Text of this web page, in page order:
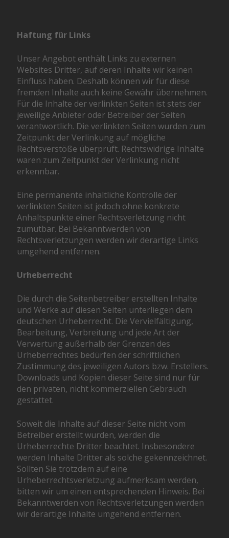
Haftung für Links
Unser Angebot enthält Links zu externen
Websites Dritter, auf deren Inhalte wir keinen
Einfluss haben. Deshalb können wir für diese
fremden Inhalte auch keine Gewähr übernehmen.
Für die Inhalte der verlinkten Seiten ist stets der
jeweilige Anbieter oder Betreiber der Seiten
verantwortlich. Die verlinkten Seiten wurden zum
Zeitpunkt der Verlinkung auf mögliche
Rechtsverstöße überprüft. Rechtswidrige Inhalte
waren zum Zeitpunkt der Verlinkung nicht
erkennbar.
Eine permanente inhaltliche Kontrolle der
verlinkten Seiten ist jedoch ohne konkrete
Anhaltspunkte einer Rechtsverletzung nicht
zumutbar. Bei Bekanntwerden von
Rechtsverletzungen werden wir derartige Links
umgehend entfernen.
Urheberrecht
Die durch die Seitenbetreiber erstellten Inhalte
und Werke auf diesen Seiten unterliegen dem
deutschen Urheberrecht. Die Vervielfältigung,
Bearbeitung, Verbreitung und jede Art der
Verwertung außerhalb der Grenzen des
Urheberrechtes bedürfen der schriftlichen
Zustimmung des jeweiligen Autors bzw. Erstellers.
Downloads und Kopien dieser Seite sind nur für
den privaten, nicht kommerziellen Gebrauch
gestattet.
Soweit die Inhalte auf dieser Seite nicht vom
Betreiber erstellt wurden, werden die
Urheberrechte Dritter beachtet. Insbesondere
werden Inhalte Dritter als solche gekennzeichnet.
Sollten Sie trotzdem auf eine
Urheberrechtsverletzung aufmerksam werden,
bitten wir um einen entsprechenden Hinweis. Bei
Bekanntwerden von Rechtsverletzungen werden
wir derartige Inhalte umgehend entfernen.